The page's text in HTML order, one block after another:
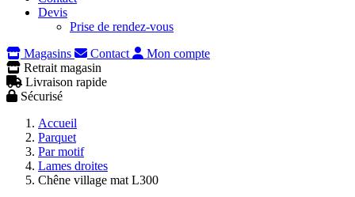
Devis
Prise de rendez-vous
Magasins
Contact
Mon compte
Retrait magasin
Livraison rapide
Sécurisé
Accueil
Parquet
Par motif
Lames droites
Chêne village mat L300